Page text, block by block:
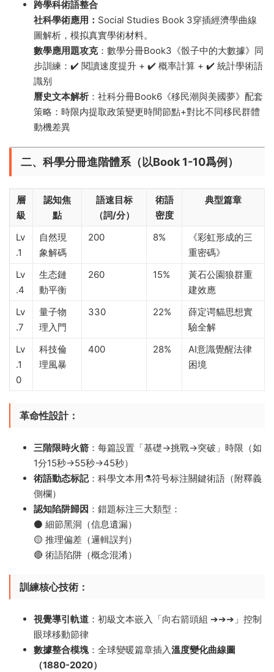
跨學科術語整合
社科學術應用： Social Studies Book 3穿插經濟學曲線
圖解析，模拟真實學術材料。
​數學應用題攻克​​：數學分冊Book3《骰子中的大數據》同
步訓練：✔️ 閱讀速度提升 + ✔️ 概率計算 + ✔️ 統計學術語
識别
​曆史文本解析​ ​：社科分冊Book6《移民潮與美國夢》配套
策略：時限内提取政策變更時間節點+對比不同移民群體
動機差異
​二、 科學分冊進階體系（以Book 1-10爲例）​
層
級
認知焦
點
語速目标
（詞/分）
術語
密度
典型篇章
Lv
.1
自然現
象解碼
200 8%
《彩虹形成的三
重密碼》
Lv
.4
生态鏈
動平衡
260 15%
黃石公園狼群重
建效應
Lv
.7
量子物
理入門
330 22%
薛定谔貓思想實
驗全解
Lv
.1
0
科技倫
理風暴
400 28%
AI意識覺醒法律
困境
革命性設計​​：
​三階限時火箭​ ​：每篇設置「基礎→挑戰→突破」時限（如
1分15秒→55秒→45秒）
​術語動态标記​​：科學文本用⚗️符号标注關鍵術語（附釋義
側欄）
​認知陷阱歸因​ ​：錯題标注三大類型：
⚫ 細節黑洞（信息遺漏）
🟡 推理偏差（邏輯誤判）
🔴 術語陷阱（概念混淆）
​訓練核心技術​ ​：
​視覺導引軌道​ ​：初級文本嵌入「向右箭頭組 ➔➔➔」控制
眼球移動節律
​數據整合模塊​​：全球變暖篇章插入​​溫度變化曲線圖
（1880-2020）​